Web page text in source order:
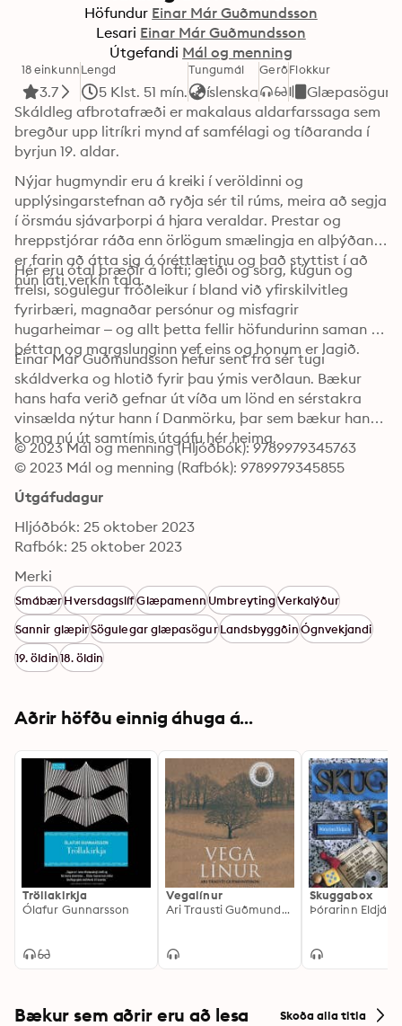
Höfundur Einar Már Guðmundsson
Lesari Einar Már Guðmundsson
Útgefandi Mál og menning
18 einkunn
3.7
Lengd
5 Klst. 51 mín.
Tungumál
íslenska
GerðFlokkur
Glæpasögur
Skáldleg afbrotafræði er makalaus aldarfarssaga sem
bregður upp litríkri mynd af samfélagi og tíðaranda í
byrjun 19. aldar.
Nýjar hugmyndir eru á kreiki í veröldinni og
upplýsingarstefnan að ryðja sér til rúms, meira að segja
í örsmáu sjávarþorpi á hjara veraldar. Prestar og
hreppstjórar ráða enn örlögum smælingja en alþýðan
er farin að átta sig á óréttlætinu og það styttist í að
hún láti verkin tala.
Hér eru ótal þræðir á lofti; gleði og sorg, kúgun og
frelsi, sögulegur fróðleikur í bland við yfirskilvitleg
fyrirbæri, magnaðar persónur og misfagrir
hugarheimar – og allt þetta fellir höfundurinn saman í
þéttan og margslunginn vef eins og honum er lagið.
Einar Már Guðmundsson hefur sent frá sér tugi
skáldverka og hlotið fyrir þau ýmis verðlaun. Bækur
hans hafa verið gefnar út víða um lönd en sérstakra
vinsælda nýtur hann í Danmörku, þar sem bækur hans
koma nú út samtímis útgáfu hér heima.
© 2023 Mál og menning (Hljóðbók): 9789979345763
© 2023 Mál og menning (Rafbók): 9789979345855
Útgáfudagur
Hljóðbók: 25 oktober 2023
Rafbók: 25 oktober 2023
Merki
SmábærHversdagslífGlæpamennUmbreytingVerkalýður
Sannir glæpirSögulegar glæpasögurLandsbyggðinÓgnvekjandi
19. öldin18. öldin
Aðrir höfðu einnig áhuga á...
Tröllakirkja
Ólafur Gunnarsson
Vegalínur
Ari Trausti Guðmundsson
Skuggabox
Þórarinn Eldjárn
Bækur sem aðrir eru að lesa Skoða alla titla